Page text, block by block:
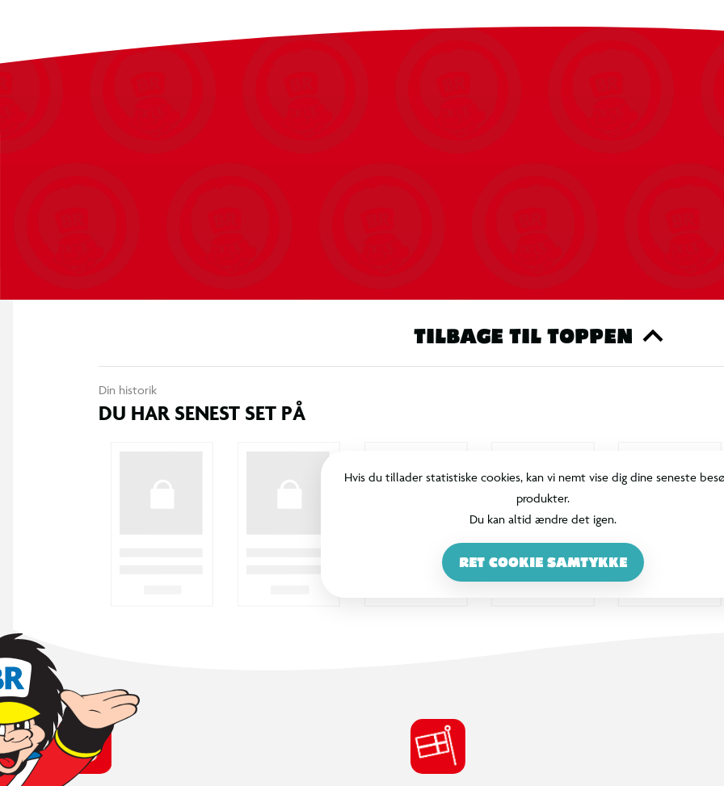
TILBAGE TIL TOPPEN
Din historik
DU HAR SENEST SET PÅ
Hvis du tillader statistiske cookies, kan vi nemt vise dig dine seneste
produkter.
Du kan altid ændre det igen.
RET COOKIE SAMTYKKE